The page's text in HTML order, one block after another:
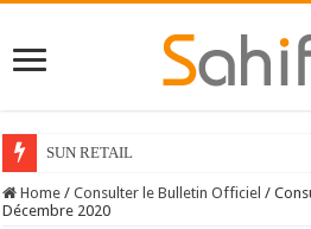
SUN RETAIL
Home / Consulter le Bulletin Officiel /
Décembre 2020